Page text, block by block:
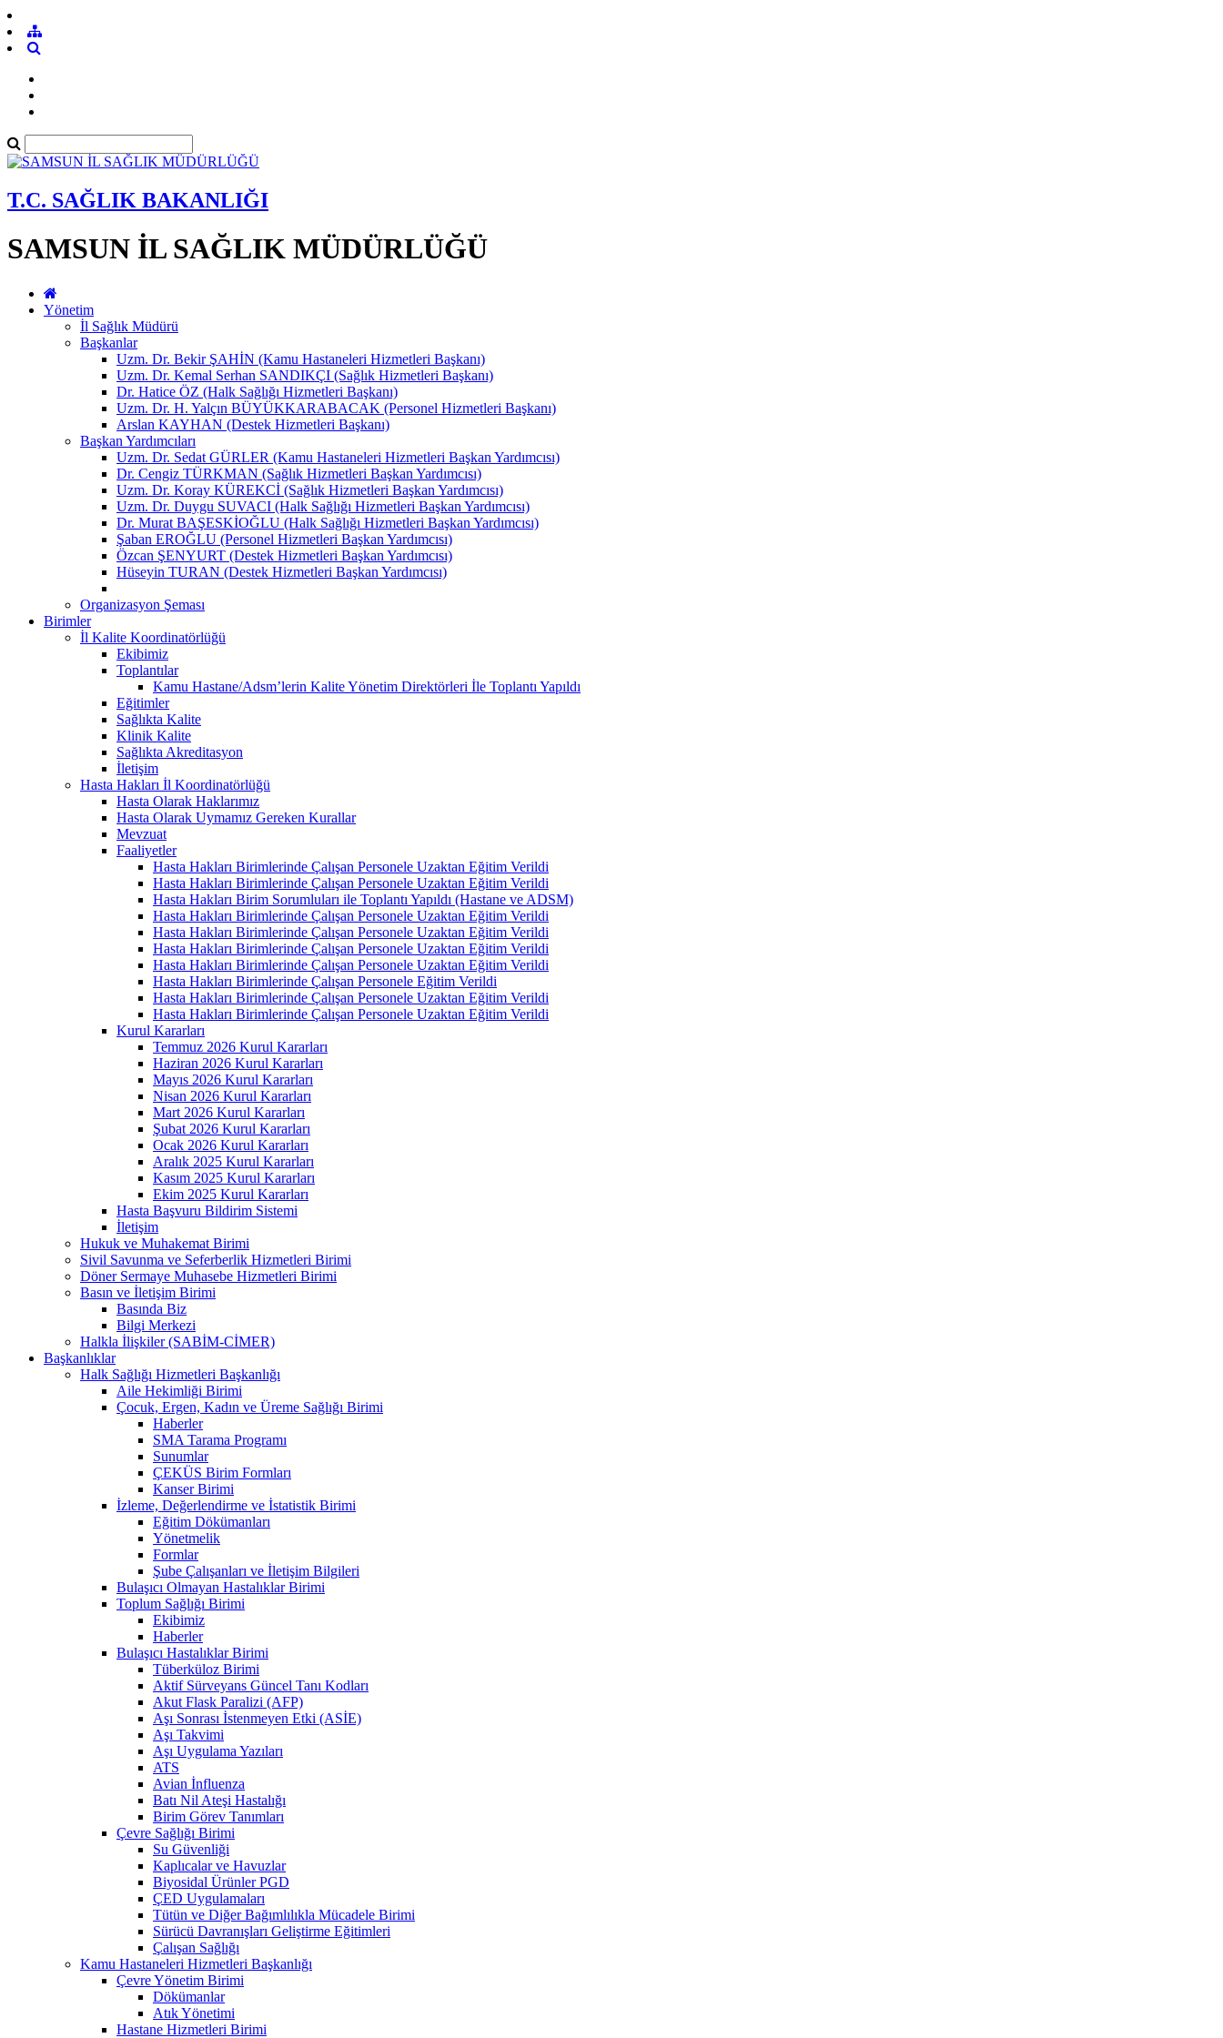
T.C. SAĞLIK BAKANLIĞI
SAMSUN İL SAĞLIK MÜDÜRLÜĞÜ
Yönetim
İl Sağlık Müdürü
Başkanlar
Uzm. Dr. Bekir ŞAHİN (Kamu Hastaneleri Hizmetleri Başkanı)
Uzm. Dr. Kemal Serhan SANDIKÇI (Sağlık Hizmetleri Başkanı)
Dr. Hatice ÖZ (Halk Sağlığı Hizmetleri Başkanı)
Uzm. Dr. H. Yalçın BÜYÜKKARABACAK (Personel Hizmetleri Başkanı)
Arslan KAYHAN (Destek Hizmetleri Başkanı)
Başkan Yardımcıları
Uzm. Dr. Sedat GÜRLER (Kamu Hastaneleri Hizmetleri Başkan Yardımcısı)
Dr. Cengiz TÜRKMAN (Sağlık Hizmetleri Başkan Yardımcısı)
Uzm. Dr. Koray KÜREKCİ (Sağlık Hizmetleri Başkan Yardımcısı)
Uzm. Dr. Duygu SUVACI (Halk Sağlığı Hizmetleri Başkan Yardımcısı)
Dr. Murat BAŞESKİOĞLU (Halk Sağlığı Hizmetleri Başkan Yardımcısı)
Şaban EROĞLU (Personel Hizmetleri Başkan Yardımcısı)
Özcan ŞENYURT (Destek Hizmetleri Başkan Yardımcısı)
Hüseyin TURAN (Destek Hizmetleri Başkan Yardımcısı)
Organizasyon Şeması
Birimler
İl Kalite Koordinatörlüğü
Ekibimiz
Toplantılar
Kamu Hastane/Adsm’lerin Kalite Yönetim Direktörleri İle Toplantı Yapıldı
Eğitimler
Sağlıkta Kalite
Klinik Kalite
Sağlıkta Akreditasyon
İletişim
Hasta Hakları İl Koordinatörlüğü
Hasta Olarak Haklarımız
Hasta Olarak Uymamız Gereken Kurallar
Mevzuat
Faaliyetler
Hasta Hakları Birimlerinde Çalışan Personele Uzaktan Eğitim Verildi
Hasta Hakları Birimlerinde Çalışan Personele Uzaktan Eğitim Verildi
Hasta Hakları Birim Sorumluları ile Toplantı Yapıldı (Hastane ve ADSM)
Hasta Hakları Birimlerinde Çalışan Personele Uzaktan Eğitim Verildi
Hasta Hakları Birimlerinde Çalışan Personele Uzaktan Eğitim Verildi
Hasta Hakları Birimlerinde Çalışan Personele Uzaktan Eğitim Verildi
Hasta Hakları Birimlerinde Çalışan Personele Uzaktan Eğitim Verildi
Hasta Hakları Birimlerinde Çalışan Personele Eğitim Verildi
Hasta Hakları Birimlerinde Çalışan Personele Uzaktan Eğitim Verildi
Hasta Hakları Birimlerinde Çalışan Personele Uzaktan Eğitim Verildi
Kurul Kararları
Temmuz 2026 Kurul Kararları
Haziran 2026 Kurul Kararları
Mayıs 2026 Kurul Kararları
Nisan 2026 Kurul Kararları
Mart 2026 Kurul Kararları
Şubat 2026 Kurul Kararları
Ocak 2026 Kurul Kararları
Aralık 2025 Kurul Kararları
Kasım 2025 Kurul Kararları
Ekim 2025 Kurul Kararları
Hasta Başvuru Bildirim Sistemi
İletişim
Hukuk ve Muhakemat Birimi
Sivil Savunma ve Seferberlik Hizmetleri Birimi
Döner Sermaye Muhasebe Hizmetleri Birimi
Basın ve İletişim Birimi
Basında Biz
Bilgi Merkezi
Halkla İlişkiler (SABİM-CİMER)
Başkanlıklar
Halk Sağlığı Hizmetleri Başkanlığı
Aile Hekimliği Birimi
Çocuk, Ergen, Kadın ve Üreme Sağlığı Birimi
Haberler
SMA Tarama Programı
Sunumlar
ÇEKÜS Birim Formları
Kanser Birimi
İzleme, Değerlendirme ve İstatistik Birimi
Eğitim Dökümanları
Yönetmelik
Formlar
Şube Çalışanları ve İletişim Bilgileri
Bulaşıcı Olmayan Hastalıklar Birimi
Toplum Sağlığı Birimi
Ekibimiz
Haberler
Bulaşıcı Hastalıklar Birimi
Tüberküloz Birimi
Aktif Sürveyans Güncel Tanı Kodları
Akut Flask Paralizi (AFP)
Aşı Sonrası İstenmeyen Etki (ASİE)
Aşı Takvimi
Aşı Uygulama Yazıları
ATS
Avian İnfluenza
Batı Nil Ateşi Hastalığı
Birim Görev Tanımları
Çevre Sağlığı Birimi
Su Güvenliği
Kaplıcalar ve Havuzlar
Biyosidal Ürünler PGD
ÇED Uygulamaları
Tütün ve Diğer Bağımlılıkla Mücadele Birimi
Sürücü Davranışları Geliştirme Eğitimleri
Çalışan Sağlığı
Kamu Hastaneleri Hizmetleri Başkanlığı
Çevre Yönetim Birimi
Dökümanlar
Atık Yönetimi
Hastane Hizmetleri Birimi